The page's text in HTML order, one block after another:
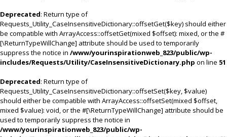
Deprecated: Return type of
Requests_Utility_CaseInsensitiveDictionary::offsetGet($key) should either
be compatible with ArrayAccess::offsetGet(mixed $offset): mixed, or the #
[\ReturnTypeWillChange] attribute should be used to temporarily
suppress the notice in /www/yourinspirationweb_823/public/wp-
includes/Requests/Utility/CaseInsensitiveDictionary.php on line 51
Deprecated: Return type of
Requests_Utility_CaseInsensitiveDictionary::offsetSet($key, $value)
should either be compatible with ArrayAccess::offsetSet(mixed $offset,
mixed $value): void, or the #[\ReturnTypeWillChange] attribute should be
used to temporarily suppress the notice in
/www/yourinspirationweb_823/public/wp-